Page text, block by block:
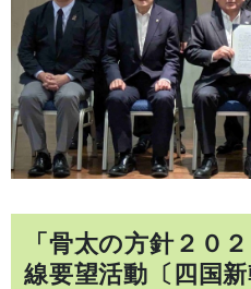
「骨太の方針２０
線要望活動〔四国